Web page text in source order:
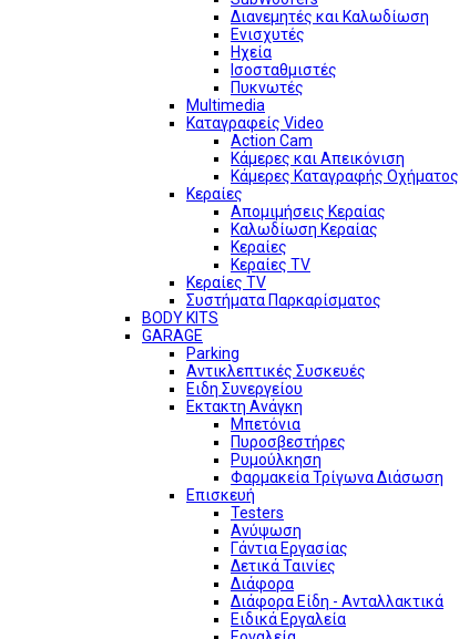
Διανεμητές και Καλωδίωση
Ενισχυτές
Ηχεία
Ισοσταθμιστές
Πυκνωτές
Multimedia
Καταγραφείς Video
Action Cam
Κάμερες και Απεικόνιση
Κάμερες Καταγραφής Οχήματος
Κεραίες
Απομιμήσεις Κεραίας
Καλωδίωση Κεραίας
Κεραίες
Κεραίες TV
Κεραίες TV
Συστήματα Παρκαρίσματος
BODY KITS
GARAGE
Parking
Αντικλεπτικές Συσκευές
Ειδη Συνεργείου
Εκτακτη Ανάγκη
Μπετόνια
Πυροσβεστήρες
Ρυμούλκηση
Φαρμακεία Τρίγωνα Διάσωση
Επισκευή
Testers
Ανύψωση
Γάντια Εργασίας
Δετικά Ταινίες
Διάφορα
Διάφορα Είδη - Ανταλλακτικά
Ειδικά Εργαλεία